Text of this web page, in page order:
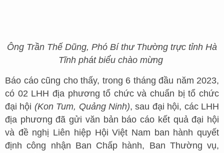
Ông Trần Thế Dũng, Phó Bí thư Thường trực tỉnh Hà
Tĩnh phát biểu chào mừng
Báo cáo cũng cho thấy, trong 6 tháng đầu năm 2023,
có 02 LHH địa phương tổ chức và chuẩn bị tổ chức
đại hội (Kon Tum, Quảng Ninh), sau đại hội, các LHH
địa phương đã gửi văn bản báo cáo kết quả đại hội
và đề nghị Liên hiệp Hội Việt Nam ban hành quyết
định công nhận Ban Chấp hành, Ban Thường vụ,